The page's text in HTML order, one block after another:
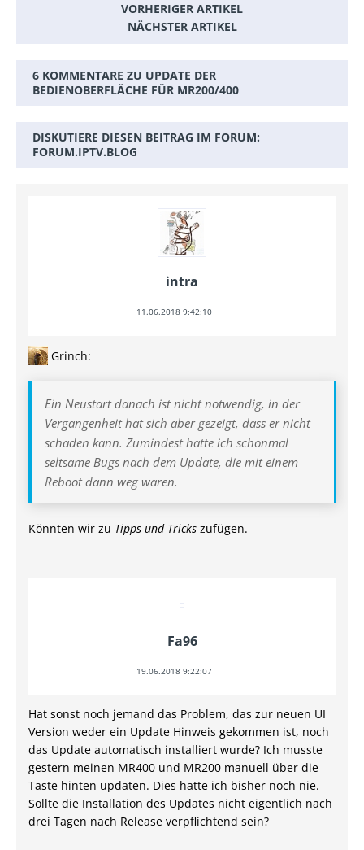
VORHERIGER ARTIKEL
NÄCHSTER ARTIKEL
6 KOMMENTARE ZU UPDATE DER
BEDIENOBERFLÄCHE FÜR MR200/400
DISKUTIERE DIESEN BEITRAG IM FORUM:
FORUM.IPTV.BLOG
intra
11.06.2018 9:42:10
Grinch:
Ein Neustart danach ist nicht notwendig, in der
Vergangenheit hat sich aber gezeigt, dass er nicht
schaden kann. Zumindest hatte ich schonmal
seltsame Bugs nach dem Update, die mit einem
Reboot dann weg waren.
Könnten wir zu Tipps und Tricks zufügen.
Fa96
19.06.2018 9:22:07
Hat sonst noch jemand das Problem, das zur neuen UI
Version weder ein Update Hinweis gekommen ist, noch
das Update automatisch installiert wurde? Ich musste
gestern meinen MR400 und MR200 manuell über die
Taste hinten updaten. Dies hatte ich bisher noch nie.
Sollte die Installation des Updates nicht eigentlich nach
drei Tagen nach Release verpflichtend sein?